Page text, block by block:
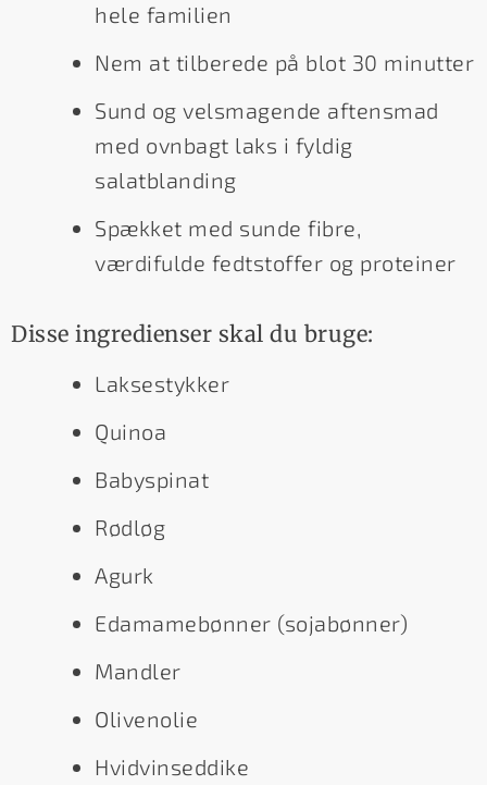
hele familien
Nem at tilberede på blot 30 minutter
Sund og velsmagende aftensmad
med ovnbagt laks i fyldig
salatblanding
Spækket med sunde fibre,
værdifulde fedtstoffer og proteiner
Disse ingredienser skal du bruge:
Laksestykker
Quinoa
Babyspinat
Rødløg
Agurk
Edamamebønner (sojabønner)
Mandler
Olivenolie
Hvidvinseddike